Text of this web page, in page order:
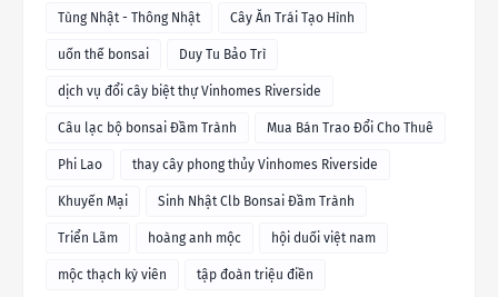
Tùng Nhật - Thông Nhật Cây Ăn Trái Tạo Hình
uốn thế bonsai Duy Tu Bảo Trì
dịch vụ đổi cây biệt thự Vinhomes Riverside
Câu lạc bộ bonsai Đầm Trành Mua Bán Trao Đổi Cho Thuê
Phi Lao thay cây phong thủy Vinhomes Riverside
Khuyến Mại Sinh Nhật Clb Bonsai Đầm Trành
Triển Lãm hoàng anh mộc hội duối việt nam
mộc thạch kỳ viên tập đoàn triệu điền